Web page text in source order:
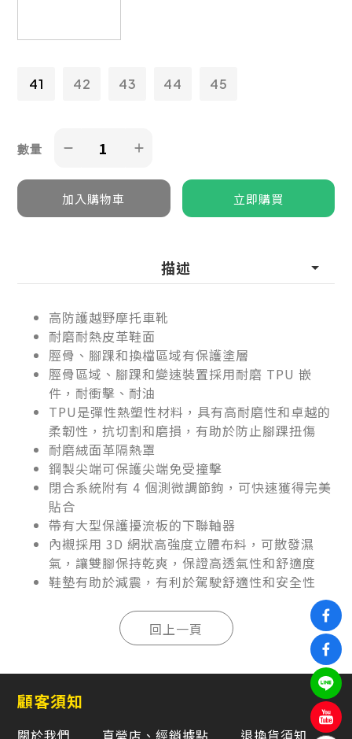
41 42 43 44 45
數量
描述
高防護越野摩托車靴
耐磨耐熱皮革鞋面
脛骨、腳踝和換檔區域有保護塗層
脛骨區域、腳踝和變速裝置採用耐磨 TPU 嵌
件，耐衝擊、耐油
TPU是彈性熱塑性材料，具有高耐磨性和卓越的
柔韌性，抗切割和磨損，有助於防止腳踝扭傷
耐磨絨面革隔熱罩
鋼製尖端可保護尖端免受撞擊
閉合系統附有 4 個測微調節鉤，可快速獲得完美
貼合
帶有大型保護擾流板的下聯軸器
內襯採用 3D 網狀高強度立體布料，可散發濕
氣，讓雙腳保持乾爽，保證高透氣性和舒適度
鞋墊有助於減震，有利於駕駛舒適性和安全性
顧客須知
關於我們 直營店、經銷據點 退換貨須知